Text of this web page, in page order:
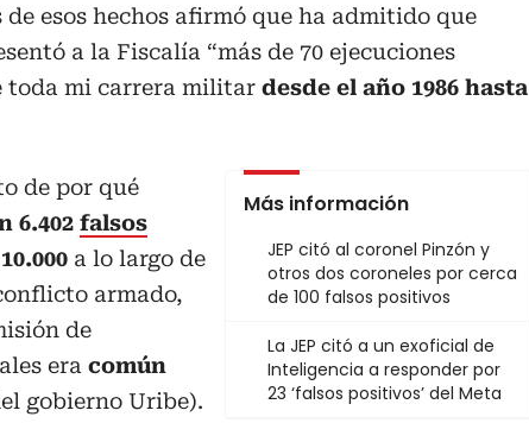
esos hechos afirmó que ha admitido que
a la Fiscalía “más de 70 ejecuciones
mi carrera militar desde el año 1986 hasta
Más información
JEP citó al coronel Pinzón y
otros dos coroneles por cerca
de 100 falsos positivos
La JEP citó a un exoficial de
Inteligencia a responder por
23 ‘falsos positivos’ del Meta
de por qué
6.402 falsos
a lo largo de
armado,
de
era común
gobierno Uribe).